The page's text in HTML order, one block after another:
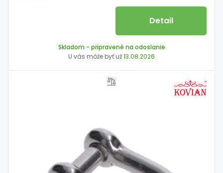
Detail
Skladom - pripravené na odoslanie
U vás môže byť už13.08.2026